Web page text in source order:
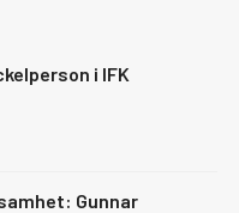
i IFK
Gunnar